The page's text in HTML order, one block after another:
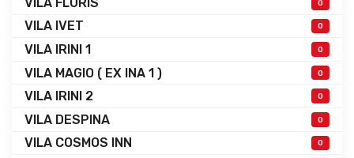
0
VILA IVET 0
VILA IRINI 1 0
VILA MAGIO ( EX INA 1 ) 0
VILA IRINI 2 0
VILA DESPINA 0
VILA COSMOS INN 0